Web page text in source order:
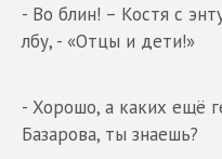
- Во блин! – Костя с
лбу, - «Отцы и дети!»
- Хорошо, а каких ещё
Базарова, ты знаешь?